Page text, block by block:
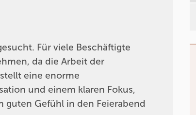
Für viele Beschäftigte
da die Arbeit der
eine enorme
und einem klaren Fokus,
guten Gefühl in den Feierabend